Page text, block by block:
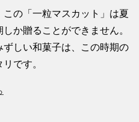
の「一粒マスカット」は夏
か贈ることができません。
しい和菓子は、この時期の
です。